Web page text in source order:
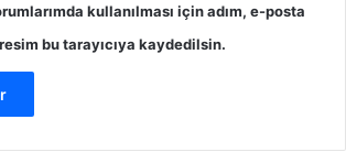
kullanılması için adım, e-posta
bu tarayıcıya kaydedilsin.